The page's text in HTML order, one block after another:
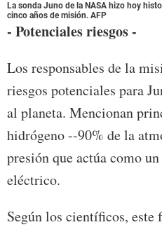
La sonda Juno de la NASA hizo hoy
cinco años de misión. AFP
- Potenciales riesgos -
Los responsables de la
riesgos potenciales para
al planeta. Mencionan
hidrógeno --90% de la
presión que actúa como
eléctrico.
Según los científicos, este